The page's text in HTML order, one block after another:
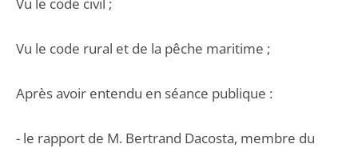
Vu le code rural et de la pêche maritime ;
Après avoir entendu en séance publique :
- le rapport de M. Bertrand Dacosta, membre du